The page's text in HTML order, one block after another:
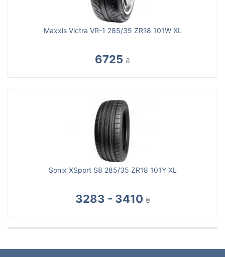
Maxxis Victra VR-1 285/35 ZR18 101W XL
6725 ₴
Sonix XSport S8 285/35 ZR18 101Y XL
3283 - 3410 ₴